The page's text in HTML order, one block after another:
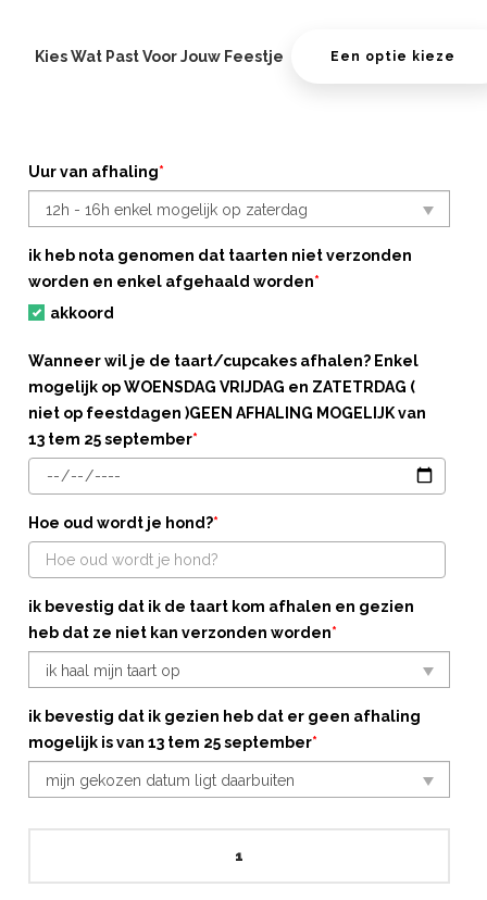
Kies Wat Past Voor Jouw Feestje
Uur van afhaling*
ik heb nota genomen dat taarten niet verzonden
worden en enkel afgehaald worden*
akkoord
Wanneer wil je de taart/cupcakes afhalen? Enkel
mogelijk op WOENSDAG VRIJDAG en ZATETRDAG (
niet op feestdagen )GEEN AFHALING MOGELIJK van
13 tem 25 september*
Hoe oud wordt je hond?*
ik bevestig dat ik de taart kom afhalen en gezien
heb dat ze niet kan verzonden worden*
ik bevestig dat ik gezien heb dat er geen afhaling
mogelijk is van 13 tem 25 september*